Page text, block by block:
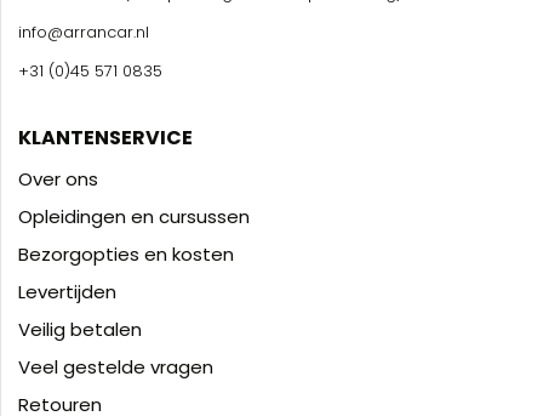
info@arrancar.nl
+31 (0)45 571 0835
KLANTENSERVICE
Over ons
Opleidingen en cursussen
Bezorgopties en kosten
Levertijden
Veilig betalen
Veel gestelde vragen
Retouren